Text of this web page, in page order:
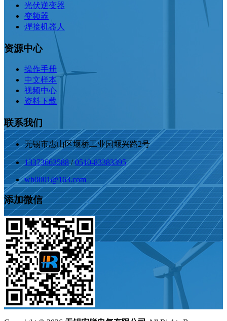
光伏逆变器
变频器
焊接机器人
资源中心
操作手册
中文样本
视频中心
资料下载
联系我们
无锡市惠山区堰桥工业园堰兴路2号
13373663588/0510-83383395
wh0001@163.com
添加微信